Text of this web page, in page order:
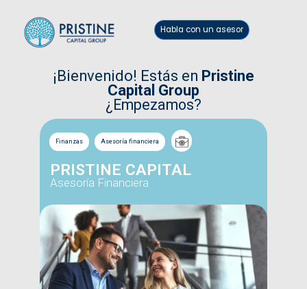
Habla con un asesor
¡Bienvenido! Estás en Pristine
Capital Group
¿Empezamos?
Finanzas Asesoría financiera
PRISTINE CAPITAL
Asesoría Financiera